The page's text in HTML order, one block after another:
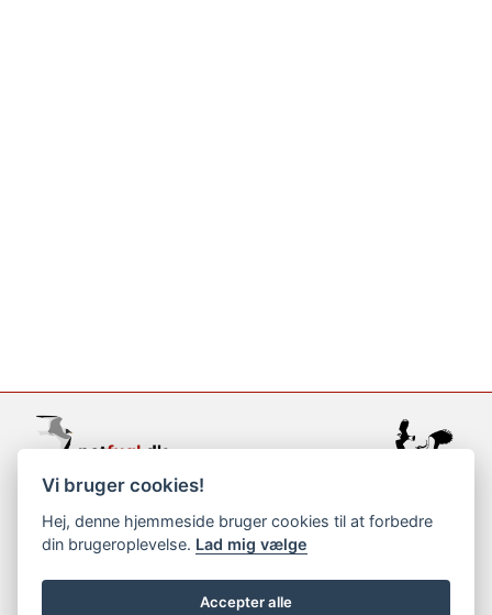
support@netfugl.dk
copyright © 2002-2023
Vi bruger cookies!
Hej, denne hjemmeside bruger cookies til at forbedre
din brugeroplevelse. Lad mig vælge
Accepter alle